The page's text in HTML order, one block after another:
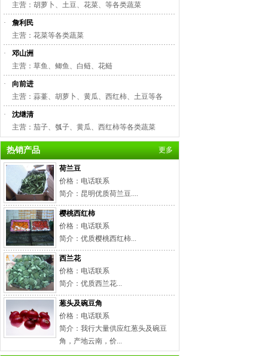
主营：胡萝卜、土豆、花菜、等各类蔬菜
·
詹利民
主营：花菜等各类蔬菜
·
邓山洲
主营：草鱼、鲫鱼、白鲢、花鲢
·
向前进
主营：蒜薹、胡萝卜、黄瓜、西红柿、土豆等各
·
沈继清
主营：茄子、瓠子、黄瓜、西红柿等各类蔬菜
热销产品 更多
荷兰豆
价格：电话联系
简介：昆明优质荷兰豆....
樱桃西红柿
价格：电话联系
简介：优质樱桃西红柿...
西兰花
价格：电话联系
简介：优质西兰花...
葱头及碗豆角
价格：电话联系
简介：我行大量供应红葱头及碗豆
角，产地云南，价...